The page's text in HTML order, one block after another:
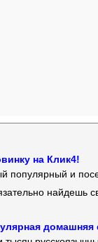
на Клик4!
популярный и
найдешь
домашняя